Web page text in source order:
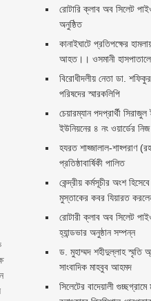
রোটারি ক্লাব অব সিলেট
অনুষ্ঠিত
কানাইঘাটে প্রতিপক্ষের
আহত।। ওসমানী হাসপাতালে
বিরোধীদলীয় নেতা ডা.
পরিষদের স্মারকলিপি ‎
চেয়ারম্যান পদপ্রার্থী
ইউনিয়নের ৪ নং ওয়ার্ডের
হযরত শাহ্জালাল-শাহ্পরাণ
প্রতিষ্ঠাবার্ষিকী পালিত ‎​
কেন্দ্রীয় কর্মসূচীর অংশ
মুস্তাকের কবর যিয়ারত
রোটারী ক্লাব অব সিলেট
হ্যান্ডভার অনুষ্ঠান সম্পন্ন
ড. মুহাম্মদ শহীদুল্লাহ স্মৃতি
সাংবাদিক মাহবুব আহমদ
সিলেটের বাদেয়ালী